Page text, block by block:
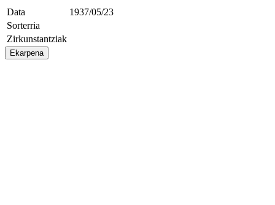
Data
1937/05/23
Sorterria
Zirkunstantziak